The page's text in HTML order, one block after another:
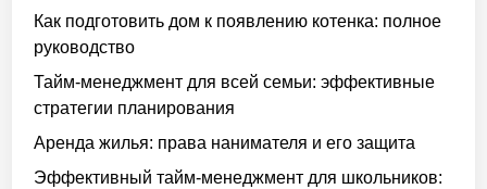
Как подготовить дом к появлению котенка: полное
руководство
Тайм-менеджмент для всей семьи: эффективные
стратегии планирования
Аренда жилья: права нанимателя и его защита
Эффективный тайм-менеджмент для школьников: